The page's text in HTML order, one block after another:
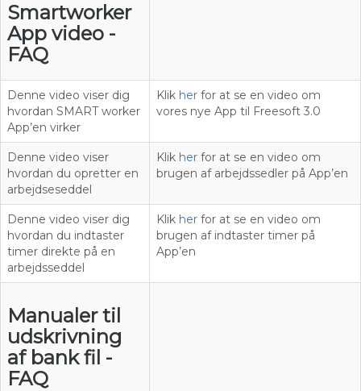
Smartworker
App video -
FAQ
Denne video viser dig
hvordan SMART worker
App’en virker
Klik her for at se en video om
vores nye App til Freesoft 3.0
Denne video viser
hvordan du opretter en
arbejdseseddel
Klik her for at se en video om
brugen af arbejdssedler på App’en
Denne video viser dig
hvordan du indtaster
timer direkte på en
arbejdsseddel
Klik her for at se en video om
brugen af indtaster timer på
App’en
Manualer til
udskrivning
af bank fil -
FAQ